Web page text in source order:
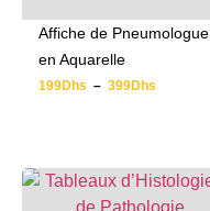
Affiche de Pneumologue
en Aquarelle
199Dhs – 399Dhs